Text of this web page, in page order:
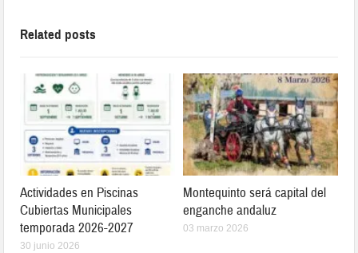
Related posts
Actividades en Piscinas
Cubiertas Municipales
temporada 2026-2027
30 junio 2026
Montequinto será capital del
enganche andaluz
03 marzo 2026